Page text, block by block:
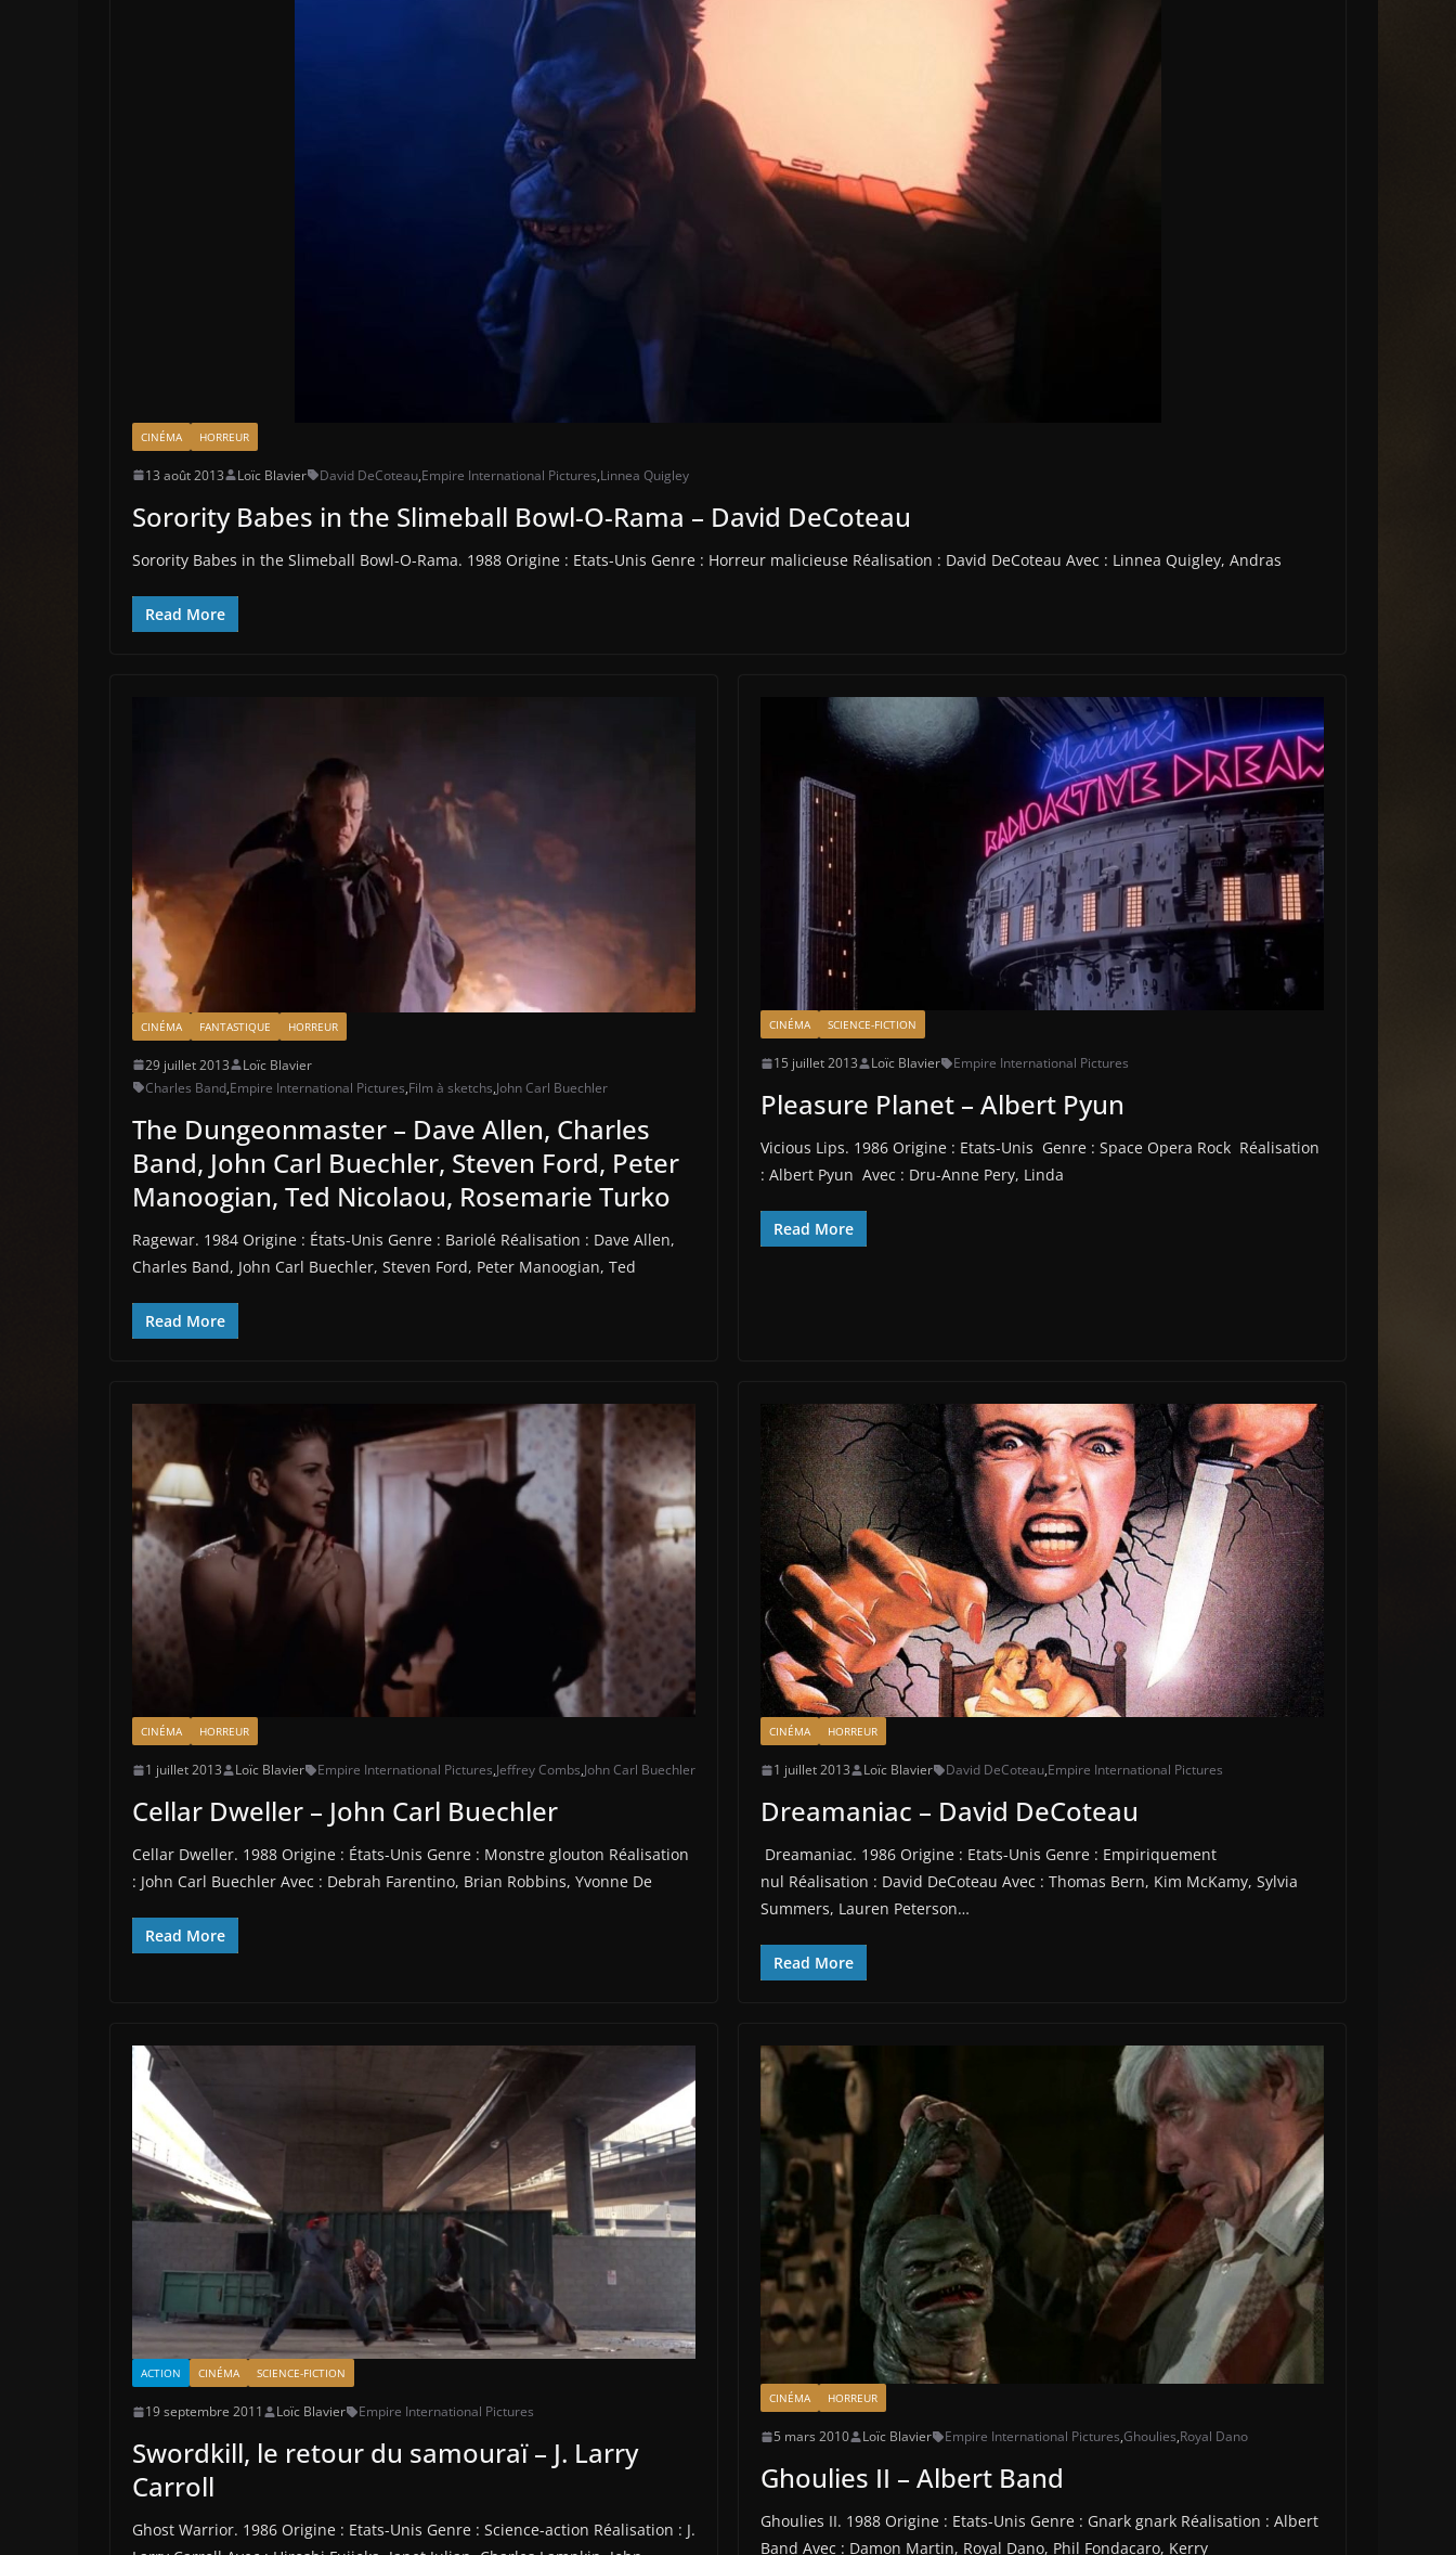
CINÉMA HORREUR
13 août 2013 Loïc Blavier David DeCoteau,Empire International Pictures,Linnea Quigley
Sorority Babes in the Slimeball Bowl-O-Rama – David DeCoteau
Sorority Babes in the Slimeball Bowl-O-Rama. 1988 Origine : Etats-Unis Genre : Horreur malicieuse Réalisation : David DeCoteau Avec : Linnea Quigley, Andras
Read More
CINÉMA FANTASTIQUE HORREUR
29 juillet 2013
Loïc Blavier
Charles Band,Empire International Pictures,Film à sketchs,John Carl Buechler
The Dungeonmaster – Dave Allen, Charles
Band, John Carl Buechler, Steven Ford, Peter
Manoogian, Ted Nicolaou, Rosemarie Turko
Ragewar. 1984 Origine : États-Unis Genre : Bariolé Réalisation : Dave Allen,
Charles Band, John Carl Buechler, Steven Ford, Peter Manoogian, Ted
Read More
CINÉMA SCIENCE-FICTION
15 juillet 2013 Loïc Blavier Empire International Pictures
Pleasure Planet – Albert Pyun
Vicious Lips. 1986 Origine : Etats-Unis Genre : Space Opera Rock Réalisation
: Albert Pyun Avec : Dru-Anne Pery, Linda
Read More
CINÉMA HORREUR
1 juillet 2013 Loïc Blavier Empire International Pictures,Jeffrey Combs,John Carl Buechler
Cellar Dweller – John Carl Buechler
Cellar Dweller. 1988 Origine : États-Unis Genre : Monstre glouton Réalisation
: John Carl Buechler Avec : Debrah Farentino, Brian Robbins, Yvonne De
Read More
CINÉMA HORREUR
1 juillet 2013 Loïc Blavier David DeCoteau,Empire International Pictures
Dreamaniac – David DeCoteau
Dreamaniac. 1986 Origine : Etats-Unis Genre : Empiriquement
nul Réalisation : David DeCoteau Avec : Thomas Bern, Kim McKamy, Sylvia
Summers, Lauren Peterson…
Read More
ACTION CINÉMA SCIENCE-FICTION
19 septembre 2011 Loïc Blavier Empire International Pictures
Swordkill, le retour du samouraï – J. Larry
Carroll
Ghost Warrior. 1986 Origine : Etats-Unis Genre : Science-action Réalisation : J.
CINÉMA HORREUR
5 mars 2010 Loïc Blavier Empire International Pictures,Ghoulies,Royal Dano
Ghoulies II – Albert Band
Ghoulies II. 1988 Origine : Etats-Unis Genre : Gnark gnark Réalisation : Albert
Band Avec : Damon Martin, Royal Dano, Phil Fondacaro, Kerry